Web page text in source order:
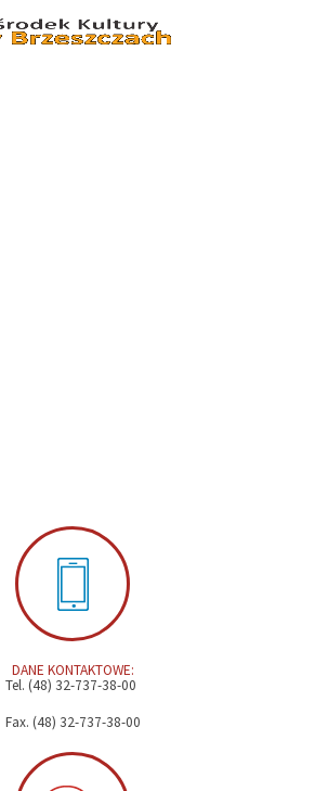
DANE KONTAKTOWE:
Tel. (48) 32-737-38-00
Fax. (48) 32-737-38-00